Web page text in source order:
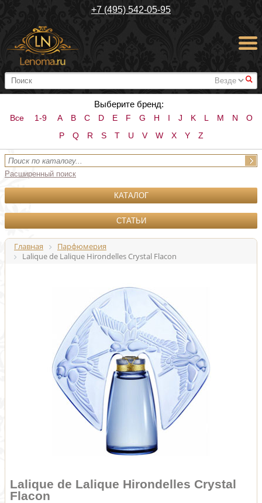
+7 (495) 542-05-95
#
Выберите бренд:
Все 1-9 A B C D E F G H I J K L M N
O
P
Q R S T U V W X Y Z
Расширенный поиск
КАТАЛОГ
СТАТЬИ
Главная
Парфюмерия
Lalique de Lalique Hirondelles Crystal Flacon
Lalique de Lalique Hirondelles Crystal
Flacon